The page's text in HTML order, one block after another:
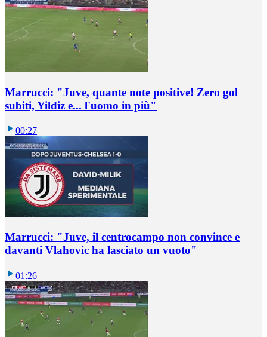
Marrucci: "Juve, quante note positive! Zero gol
subiti, Yildiz e... l'uomo in più"
00:27
Marrucci: "Juve, il centrocampo non convince e
davanti Vlahovic ha lasciato un vuoto"
01:26